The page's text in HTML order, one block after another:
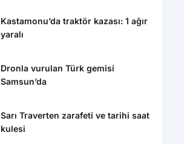
Kastamonu’da traktör kazası: 1 ağır
yaralı
Dronla vurulan Türk gemisi
Samsun’da
Sarı Traverten zarafeti ve tarihi saat
kulesi